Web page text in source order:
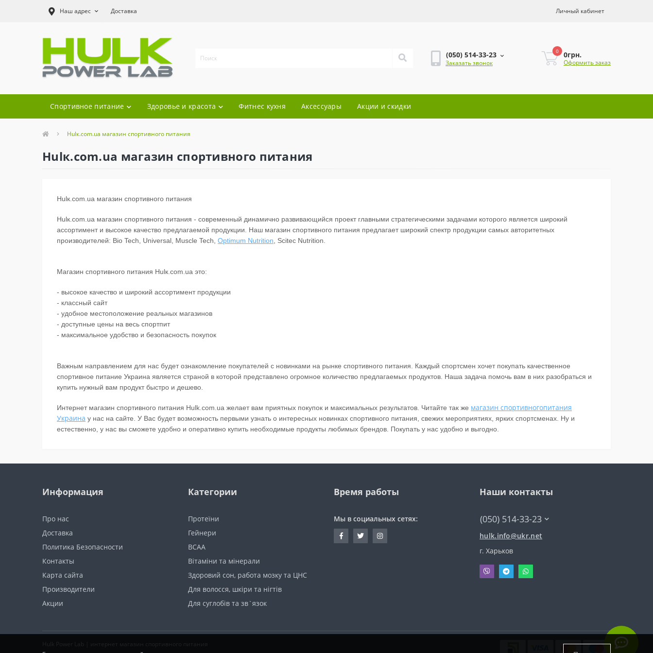
Наш адрес Доставка Личный кабинет
(050) 514-33-23
Заказать звонок
0 0грн.
Оформить заказ
Спортивное питание Здоровье и красота Фитнес кухня Аксессуары Акции и скидки
Hulк.com.ua магазин спортивного питания
Hulк.com.ua магазин спортивного питания
Hulк.com.ua магазин спортивного питания
Hulк.com.ua магазин спортивного питания - современный динамично развивающийся проект главными стратегическими задачами которого является широкий
ассортимент и высокое качество предлагаемой продукции. Наш магазин спортивного питания предлагает широкий спектр продукции самых авторитетных
производителей: Bio Tech, Universal, Muscle Tech, Optimum Nutrition , Scitec Nutrition.
Магазин спортивного питания Hulк.com.ua это:
- высокое качество и широкий ассортимент продукции
- классный сайт
- удобное местоположение реальных магазинов
- доступные цены на весь спортпит
- максимальное удобство и безопасность покупок
Важным направлением для нас будет ознакомление покупателей с новинками на рынке спортивного питания. Каждый спортсмен хочет покупать качественное
спортивное питание Украина является страной в которой представлено огромное количество предлагаемых продуктов. Наша задача помочь вам в них разобраться и
купить нужный вам продукт быстро и дешево.
Интернет магазин спортивного питания Hulk.com.ua желает вам приятных покупок и максимальных результатов. Читайте так же магазин спортивногопитания
Украина у нас на сайте. У Вас будет возможность первыми узнать о интересных новинках спортивного питания, свежих мероприятиях, ярких спортсменах. Ну и
естественно, у нас вы сможете удобно и оперативно купить необходимые продукты любимых брендов. Покупать у нас удобно и выгодно.
Информация
Про нас
Доставка
Политика Безопасности
Контакты
Карта сайта
Производители
Акции
Категории
Протеїни
Гейнери
BCAA
Вітаміни та мінерали
Здоровий сон, работа мозку та ЦНС
Для волосся, шкіри та нігтів
Для суглобів та зв`язок
Время работы
Мы в социальных сетях:
Наши контакты
(050) 514-33-23
hulk.info@ukr.net
г. Харьков
Hulk Power Lab | интернет магазин спортивного питания